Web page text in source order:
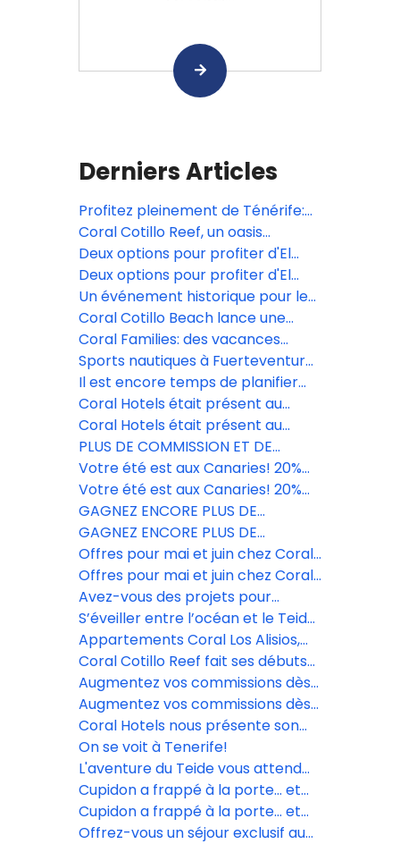
Derniers Articles
Profitez pleinement de Ténérife:
Espaces, divertissement et plage
avec Coral Hotels
Coral Cotillo Reef, un oasis
d'exclusivité et de connexion avec
la nature
Deux options pour profiter d'El
Cotillo avec 10 % de réduction
Deux options pour profiter d'El
Cotillo avec 10 % de réduction
Un événement historique pour le
football féminin dans les îles
Canarie.
Coral Cotillo Beach lance une
promotion spéciale avec des
réductions allant jusqu'à 15%.
Coral Families: des vacances
conçues pour profiter en famille à
Tenerife.
Sports nautiques à Fuerteventura:
découvrez El Cotillo
Il est encore temps de planifier
l'été de vos clients au meilleur prix.
☀️
Coral Hotels était présent au
Salon des Vacances de El Corte
Inglés à Grande Canarie.
Coral Hotels était présent au
Salon des Vacances de El Corte
Inglés à Grande Canarie.
PLUS DE COMMISSION ET DE
RÉDUCTIONS AVEC CORAL HOTELS
EN CE MOIS DE MAI ET JUIN!
Votre été est aux Canaries! 20%
exclusifs pour garantir vos ventes.
Votre été est aux Canaries! 20%
exclusifs pour garantir vos ventes.
GAGNEZ ENCORE PLUS DE
COMMISSIONS AVEC CORAL
HOTELS EN MAI ET JUIN!
GAGNEZ ENCORE PLUS DE
COMMISSIONS AVEC CORAL
HOTELS EN MAI ET JUIN!
Offres pour mai et juin chez Coral
Hotels, avec 10 % de réduction
Offres pour mai et juin chez Coral
Hotels, avec 10 % de réduction
Avez-vous des projets pour
Pâques? Venez découvrir le
printemps des Canaries
S’éveiller entre l’océan et le Teide:
une expérience inoubliable à Coral
Villas La Quinta
Appartements Coral Los Alisios,
une valeur sûre pour tout type de
voyageurs.
Coral Cotillo Reef fait ses débuts
en tant que nouvelle proposition
exclusive à Fuerteventura.
Augmentez vos commissions dès
maintenant avec Coral Hotels!
Augmentez vos commissions dès
maintenant avec Coral Hotels!
Coral Hotels nous présente son
nouvel hôtel à Fuerteventura: le
Coral Cotillo Reef
On se voit à Tenerife!
L'aventure du Teide vous attend
avec des paysages magnifiques.
Cupidon a frappé à la porte… et
Coral Hotels a répondu avec une
escapade inoubliable
Cupidon a frappé à la porte… et
Coral Hotels a répondu avec une
Offrez-vous un séjour exclusif au